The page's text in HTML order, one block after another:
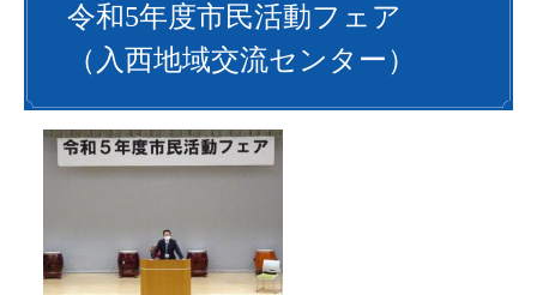
令和5年度市民活動フェア
（入西地域交流センター）